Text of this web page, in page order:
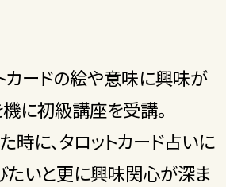
カードの絵や意味に興味が
機に初級講座を受講。
時に、タロットカード占いに
たいと更に興味関心が深ま